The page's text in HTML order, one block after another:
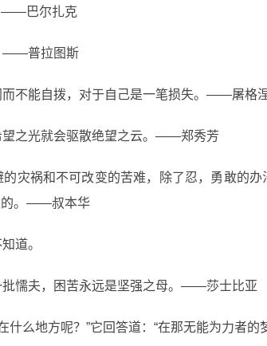
——巴尔扎克
——普拉图斯
不能自拨，对于自己是一笔损失。——屠格
之光就会驱散绝望之云。——郑秀芳
灾祸和不可改变的苦难，除了忍，勇敢的
的。——叔本华
道。
懦夫，困苦永远是坚强之母。——莎士比亚
什么地方呢？”它回答道：“在那无能为力者